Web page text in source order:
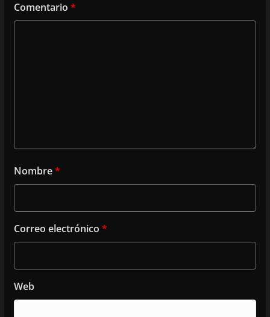
Comentario *
Nombre*
Correo electrónico *
Web